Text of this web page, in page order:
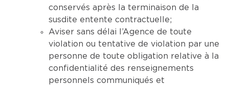
conservés après la terminaison de la
susdite entente contractuelle;
Aviser sans délai l’Agence de toute
violation ou tentative de violation par une
personne de toute obligation relative à la
confidentialité des renseignements
personnels communiqués et